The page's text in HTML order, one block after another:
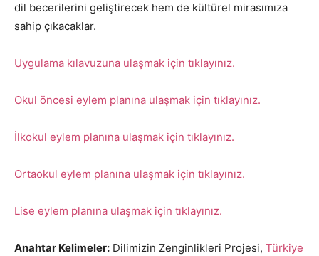
dil becerilerini geliştirecek hem de kültürel mirasımıza
sahip çıkacaklar.
Uygulama kılavuzuna ulaşmak için tıklayınız.
Okul öncesi eylem planına ulaşmak için tıklayınız.
İlkokul eylem planına ulaşmak için tıklayınız.
Ortaokul eylem planına ulaşmak için tıklayınız.
Lise eylem planına ulaşmak için tıklayınız.
Anahtar Kelimeler: Dilimizin Zenginlikleri Projesi, Türkiye